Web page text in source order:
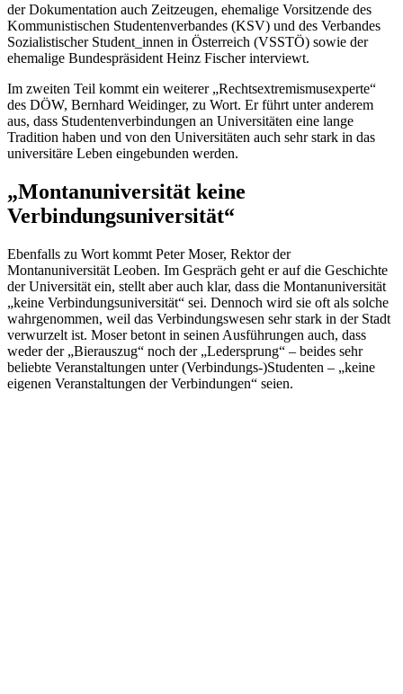
der Dokumentation auch Zeitzeugen, ehemalige Vorsitzende des
Kommunistischen Studentenverbandes (KSV) und des Verbandes
Sozialistischer Student_innen in Österreich (VSSTÖ) sowie der
ehemalige Bundespräsident Heinz Fischer interviewt.
Im zweiten Teil kommt ein weiterer „Rechtsextremismusexperte“
des DÖW, Bernhard Weidinger, zu Wort. Er führt unter anderem
aus, dass Studentenverbindungen an Universitäten eine lange
Tradition haben und von den Universitäten auch sehr stark in das
universitäre Leben eingebunden werden.
„Montanuniversität keine
Verbindungsuniversität“
Ebenfalls zu Wort kommt Peter Moser, Rektor der
Montanuniversität Leoben. Im Gespräch geht er auf die Geschichte
der Universität ein, stellt aber auch klar, dass die Montanuniversität
„keine Verbindungsuniversität“ sei. Dennoch wird sie oft als solche
wahrgenommen, weil das Verbindungswesen sehr stark in der Stadt
verwurzelt ist. Moser betont in seinen Ausführungen auch, dass
weder der „Bierauszug“ noch der „Ledersprung“ – beides sehr
beliebte Veranstaltungen unter (Verbindungs-)Studenten – „keine
eigenen Veranstaltungen der Verbindungen“ seien.